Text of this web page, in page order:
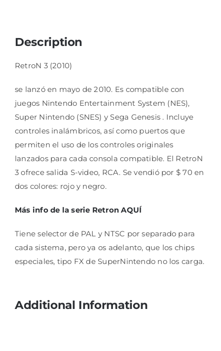
Description
RetroN 3 (2010)
se lanzó en mayo de 2010.​ Es compatible con
juegos Nintendo Entertainment System (NES),
Super Nintendo (SNES) y Sega Genesis . Incluye
controles inalámbricos, así como puertos que
permiten el uso de los controles originales
lanzados para cada consola compatible. El RetroN
3 ofrece salida S-video, RCA. Se vendió por $ 70 en
dos colores: rojo y negro.
Más info de la serie Retron AQUÍ
Tiene selector de PAL y NTSC por separado para
cada sistema, pero ya os adelanto, que los chips
especiales, tipo FX de SuperNintendo no los carga.
Additional Information